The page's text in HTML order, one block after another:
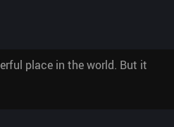
place in the world. But it